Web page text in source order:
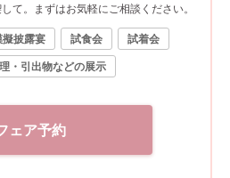
て。まずはお気軽にご相談ください。
擬披露宴 試食会
試着会
・引出物などの展示
ェア予約